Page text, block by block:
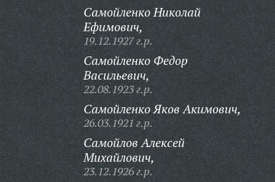
Самойленко Николай
Ефимович,
19.12.1927 г.р.
Самойленко Федор
Васильевич,
22.08.1923 г.р.
Самойленко Яков Акимович,
26.03.1921 г.р.
Самойлов Алексей
Михайлович,
23.12.1926 г.р.